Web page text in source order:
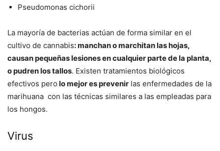
Pseudomonas cichorii
La mayoría de bacterias actúan de forma similar en el
cultivo de cannabis: manchan o marchitan las hojas,
causan pequeñas lesiones en cualquier parte de la planta,
o pudren los tallos. Existen tratamientos biológicos
efectivos pero lo mejor es prevenir las enfermedades de la
marihuana con las técnicas similares a las empleadas para
los hongos.
Virus